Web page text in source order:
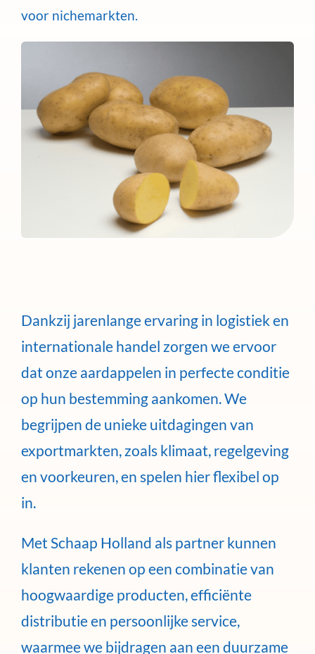
voor nichemarkten.
Dankzij jarenlange ervaring in logistiek en
internationale handel zorgen we ervoor
dat onze aardappelen in perfecte conditie
op hun bestemming aankomen. We
begrijpen de unieke uitdagingen van
exportmarkten, zoals klimaat, regelgeving
en voorkeuren, en spelen hier flexibel op
in.
Met Schaap Holland als partner kunnen
klanten rekenen op een combinatie van
hoogwaardige producten, efficiënte
distributie en persoonlijke service,
waarmee we bijdragen aan een duurzame